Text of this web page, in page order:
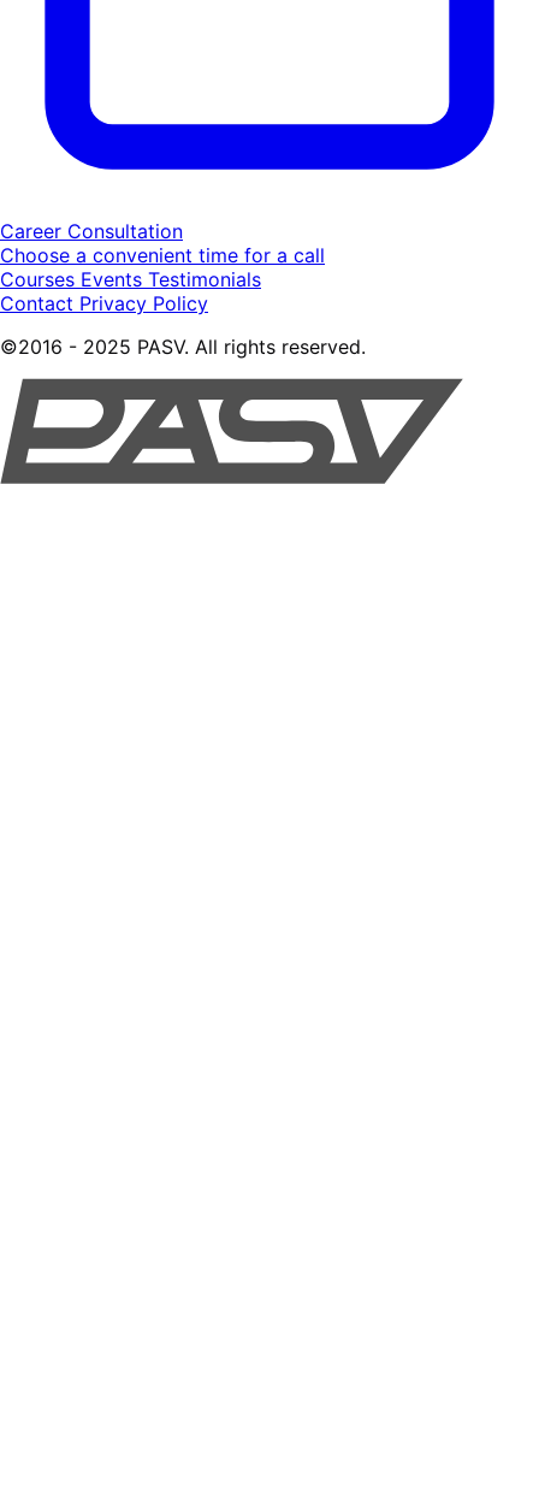
Career Consultation
Choose a convenient time for a call
Courses Events Testimonials
Contact Privacy Policy
©2016 - 2025 PASV. All rights reserved.